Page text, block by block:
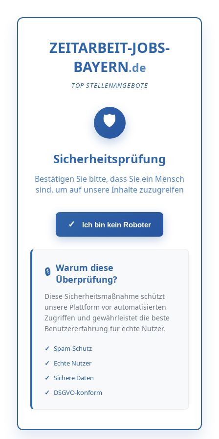
ZEITARBEIT-JOBS-
BAYERN
TOP STELLENANGEBOTE
Sicherheitsprüfung
Bestätigen Sie bitte, dass Sie ein Mensch
sind, um auf unsere Inhalte zuzugreifen
✓ Ich bin kein Roboter
Warum diese
Überprüfung?
Diese Sicherheitsmaßnahme schützt
unsere Plattform vor automatisierten
Zugriffen und gewährleistet die beste
Benutzererfahrung für echte Nutzer.
Spam-Schutz
Echte Nutzer
Sichere Daten
DSGVO-konform